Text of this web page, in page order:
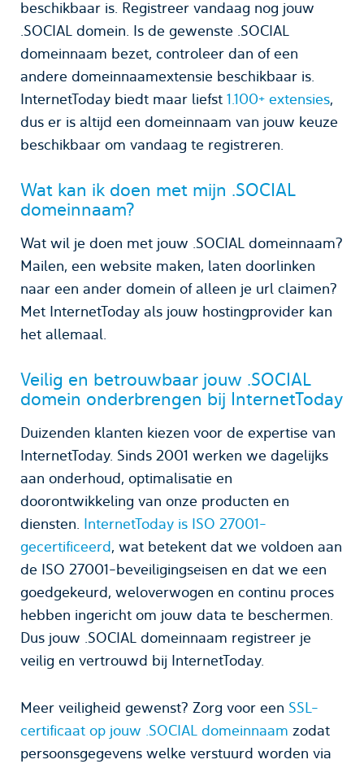
beschikbaar is. Registreer vandaag nog jouw
.SOCIAL domein. Is de gewenste .SOCIAL
domeinnaam bezet, controleer dan of een
andere domeinnaamextensie beschikbaar is.
InternetToday biedt maar liefst 1.100+ extensies,
dus er is altijd een domeinnaam van jouw keuze
beschikbaar om vandaag te registreren.
Wat kan ik doen met mijn .SOCIAL
domeinnaam?
Wat wil je doen met jouw .SOCIAL domeinnaam?
Mailen, een website maken, laten doorlinken
naar een ander domein of alleen je url claimen?
Met InternetToday als jouw hostingprovider kan
het allemaal.
Veilig en betrouwbaar jouw .SOCIAL
domein onderbrengen bij InternetToday
Duizenden klanten kiezen voor de expertise van
InternetToday. Sinds 2001 werken we dagelijks
aan onderhoud, optimalisatie en
doorontwikkeling van onze producten en
diensten. InternetToday is ISO 27001-
gecertificeerd, wat betekent dat we voldoen aan
de ISO 27001-beveiligingseisen en dat we een
goedgekeurd, weloverwogen en continu proces
hebben ingericht om jouw data te beschermen.
Dus jouw .SOCIAL domeinnaam registreer je
veilig en vertrouwd bij InternetToday.
Meer veiligheid gewenst? Zorg voor een SSL-
certificaat op jouw .SOCIAL domeinnaam zodat
persoonsgegevens welke verstuurd worden via